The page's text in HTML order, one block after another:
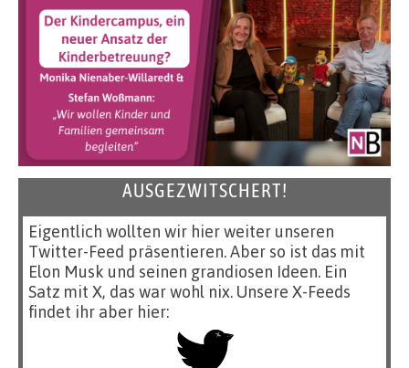
AUSGEZWITSCHERT!
Eigentlich wollten wir hier weiter unseren
Twitter-Feed präsentieren. Aber so ist das mit
Elon Musk und seinen grandiosen Ideen. Ein
Satz mit X, das war wohl nix. Unsere X-Feeds
findet ihr aber hier: